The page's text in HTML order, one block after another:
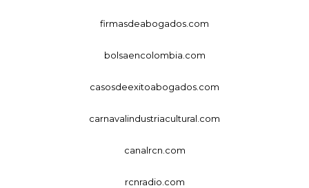
firmasdeabogados.com
bolsaencolombia.com
casosdeexitoabogados.com
carnavalindustriacultural.com
canalrcn.com
rcnradio.com